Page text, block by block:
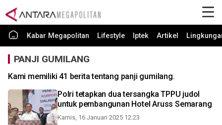
Kabar Megapolitan Lifestyle Iptek Artikel
PANJI GUMILANG
Kami memiliki 41 berita tentang panji gumilang.
Polri tetapkan dua tersangka TPPU judol
untuk pembangunan Hotel Aruss Semarang
Kamis, 16 Januari 2025 12:23